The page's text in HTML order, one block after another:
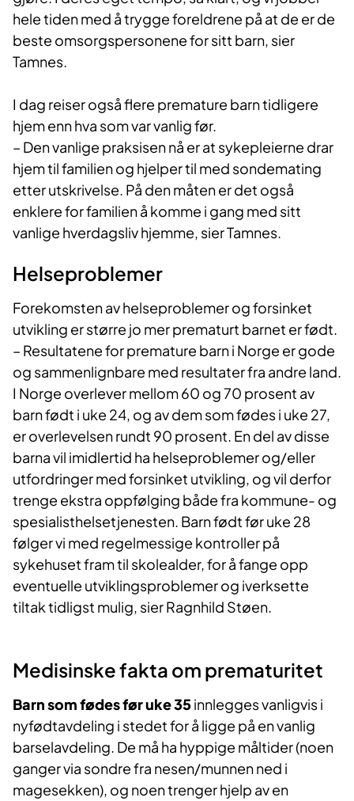
hele tiden med å trygge foreldrene på at de er de
beste omsorgspersonene for sitt barn, sier
Tamnes.
I dag reiser også flere premature barn tidligere
hjem enn hva som var vanlig før.
– Den vanlige praksisen nå er at sykepleierne drar
hjem til familien og hjelper til med sondemating
etter utskrivelse. På den måten er det også
enklere for familien å komme i gang med sitt
vanlige hverdagsliv hjemme, sier Tamnes.
Helseproblemer
Forekomsten av helseproblemer og forsinket
utvikling er større jo mer prematurt barnet er født.
– Resultatene for premature barn i Norge er gode
og sammenlignbare med resultater fra andre land.
I Norge overlever mellom 60 og 70 prosent av
barn født i uke 24, og av dem som fødes i uke 27,
er overlevelsen rundt 90 prosent. En del av disse
barna vil imidlertid ha helseproblemer og/eller
utfordringer med forsinket utvikling, og vil derfor
trenge ekstra oppfølging både fra kommune- og
spesialisthelsetjenesten. Barn født før uke 28
følger vi med regelmessige kontroller på
sykehuset fram til skolealder, for å fange opp
eventuelle utviklingsproblemer og iverksette
tiltak tidligst mulig, sier Ragnhild Støen.
Medisinske fakta om prematuritet
Barn som fødes før uke 35innlegges vanligvis i
nyfødtavdeling i stedet for å ligge på en vanlig
barselavdeling. De må ha hyppige måltider (noen
ganger via sondre fra nesen/munnen ned i
magesekken), og noen trenger hjelp av en